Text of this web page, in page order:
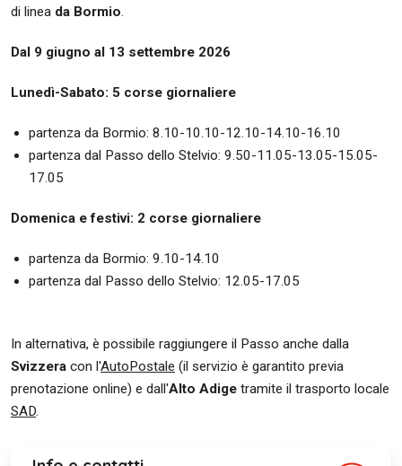
di linea da Bormio.
Dal 9 giugno al 13 settembre 2026
Lunedì-Sabato: 5 corse giornaliere
partenza da Bormio: 8.10-10.10-12.10-14.10-16.10
partenza dal Passo dello Stelvio: 9.50-11.05-13.05-15.05-
17.05
Domenica e festivi: 2 corse giornaliere
partenza da Bormio: 9.10-14.10
partenza dal Passo dello Stelvio: 12.05-17.05
In alternativa, è possibile raggiungere il Passo anche dalla
Svizzera con l'AutoPostale (il servizio è garantito previa
prenotazione online) e dall'Alto Adige tramite il trasporto locale
SAD.